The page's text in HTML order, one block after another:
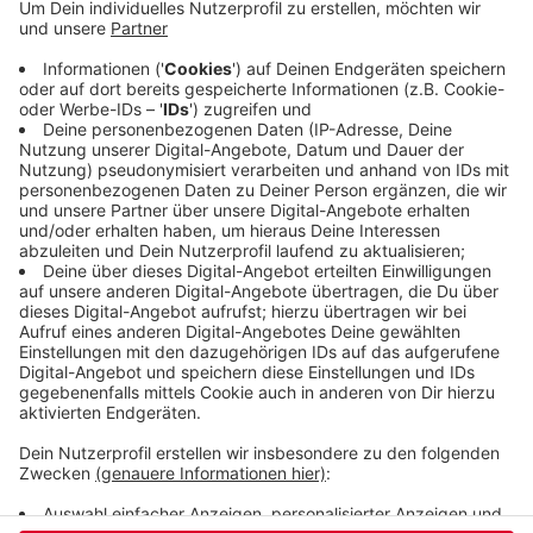
Gruppen ausgebrochen. Jemand zog ein Messer
und drei Menschen wurden durch Stiche verletzt,
einer schwer, aber nicht lebensgefährlich. Der
Busfahrer hielt am Robert-Daum-Platz an und rief
die Polizei. Der Tatverdächtige wurde
festgenommen, die drei Verletzten kamen ins
Krankenhaus.
Veröffentlicht:Sonntag, 15.02.2026 07:09
Anzeige
Anzeige